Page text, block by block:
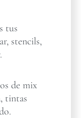
tus
stencils,
de mix
tintas